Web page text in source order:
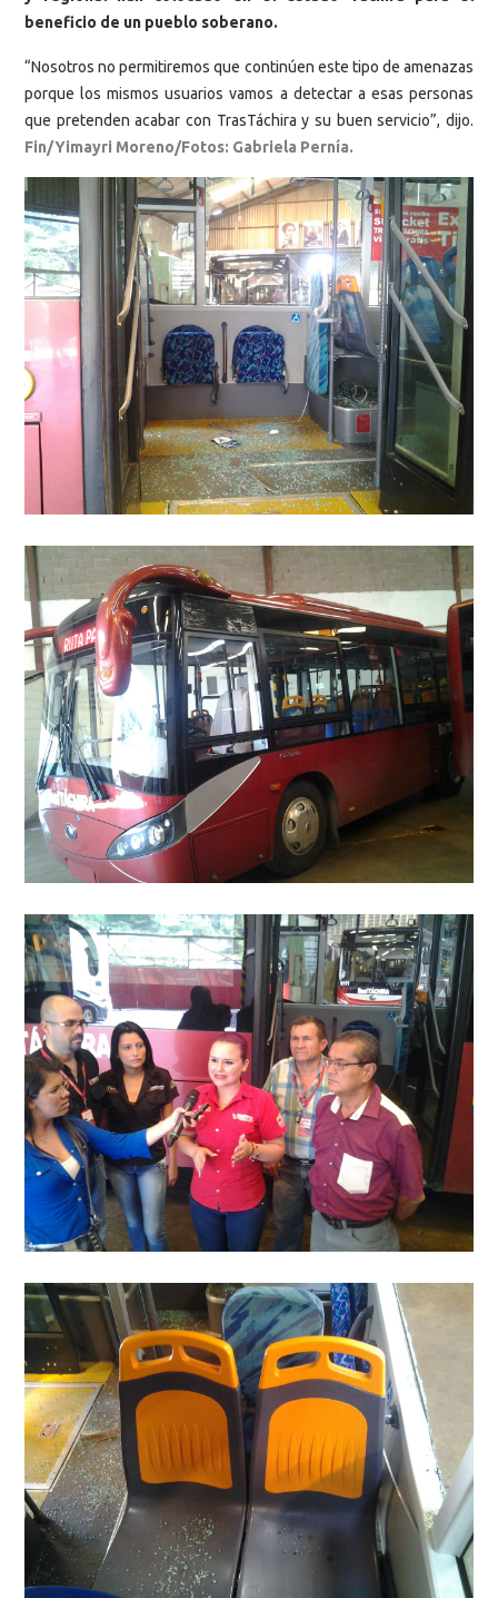
beneficio de un pueblo soberano.
“Nosotros no permitiremos que continúen este tipo de amenazas
porque los mismos usuarios vamos a detectar a esas personas
que pretenden acabar con TrasTáchira y su buen servicio”, dijo.
Fin/Yimayri Moreno/Fotos: Gabriela Pernía.